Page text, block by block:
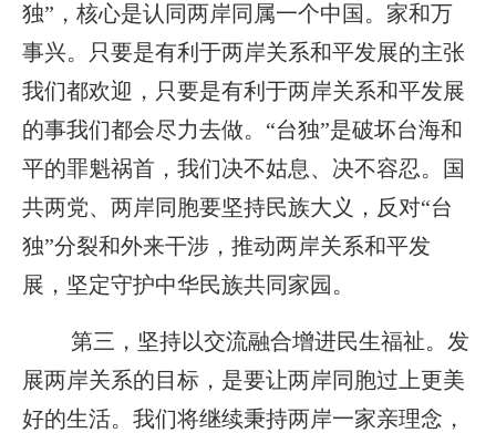
独”，核心是认同两岸同属一个中国。家和万
事兴。只要是有利于两岸关系和平发展的主张
我们都欢迎，只要是有利于两岸关系和平发展
的事我们都会尽力去做。“台独”是破坏台海和
平的罪魁祸首，我们决不姑息、决不容忍。国
共两党、两岸同胞要坚持民族大义，反对“台
独”分裂和外来干涉，推动两岸关系和平发
展，坚定守护中华民族共同家园。
第三，坚持以交流融合增进民生福祉。发
展两岸关系的目标，是要让两岸同胞过上更美
好的生活。我们将继续秉持两岸一家亲理念，